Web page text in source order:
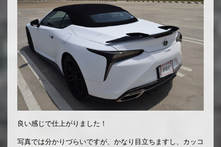
良い感じで仕上がりました！
写真では分かりづらいですが、かなり目立ちますし、カッコ